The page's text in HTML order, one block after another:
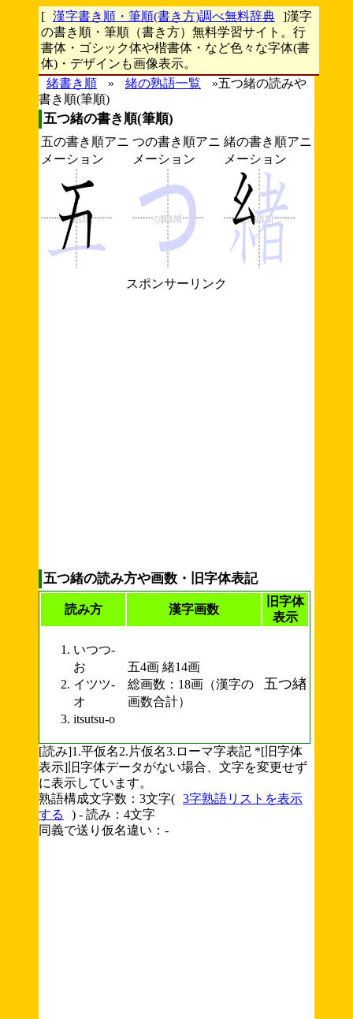
[ 漢字書き順・筆順(書き方)調べ無料辞典 ]漢字
の書き順・筆順（書き方）無料学習サイト。行
書体・ゴシック体や楷書体・など色々な字体(書
体)・デザインも画像表示。
緒書き順
» 緒の熟語一覧
»五つ緒の読みや
書き順(筆順)
五つ緒の書き順(筆順)
五の書き順アニ
メーション
つの書き順アニ
メーション
緒の書き順アニ
メーション
スポンサーリンク
五つ緒の読み方や画数・旧字体表記
読み方 漢字画数
旧字体
表示
いつつ-
お
イツツ-
オ
itsutsu-o
五4画 緒14画
総画数：18画（漢字の
画数合計）
五つ緖
[読み]1.平仮名2.片仮名3.ローマ字表記 *[旧字体
表示]旧字体データがない場合、文字を変更せず
に表示しています。
熟語構成文字数：3文字( 3字熟語リストを表示
する
) - 読み：4文字
同義で送り仮名違い：-